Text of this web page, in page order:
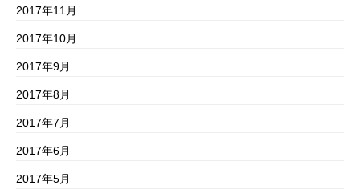
2017年11月
2017年10月
2017年9月
2017年8月
2017年7月
2017年6月
2017年5月